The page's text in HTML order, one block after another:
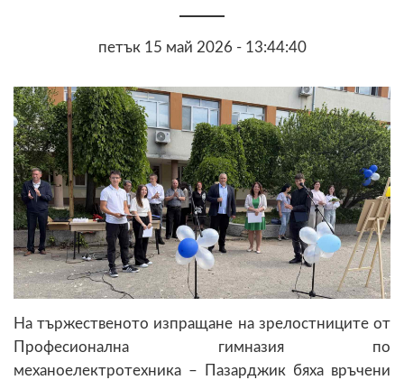
петък 15 май 2026 - 13:44:40
На тържественото изпращане на зрелостниците от
Професионална гимназия по
механоелектротехника – Пазарджик бяха връчени